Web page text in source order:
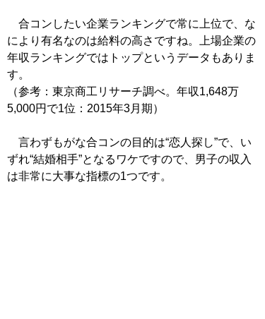
合コンしたい企業ランキングで常に上位で、な
により有名なのは給料の高さですね。上場企業の
年収ランキングではトップというデータもありま
す。
（参考：東京商工リサーチ調べ。年収1,648万
5,000円で1位：2015年3月期）
言わずもがな合コンの目的は“恋人探し”で、い
ずれ“結婚相手”となるワケですので、男子の収入
は非常に大事な指標の1つです。